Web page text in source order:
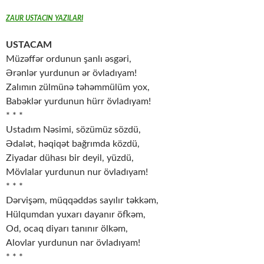
ZAUR USTACIN YAZILARI
USTACAM
Müzəffər ordunun şanlı əsgəri,
Ərənlər yurdunun ər övladıyam!
Zalımın zülmünə təhəmmülüm yox,
Babəklər yurdunun hürr övladıyam!
* * *
Ustadım Nəsimi, sözümüz sözdü,
Ədalət, həqiqət bağrımda közdü,
Ziyadar dühası bir deyil, yüzdü,
Mövlalar yurdunun nur övladıyam!
* * *
Dərvişəm, müqqəddəs sayılır təkkəm,
Hülqumdan yuxarı dayanır öfkəm,
Od, ocaq diyarı tanınır ölkəm,
Alovlar yurdunun nar övladıyam!
* * *